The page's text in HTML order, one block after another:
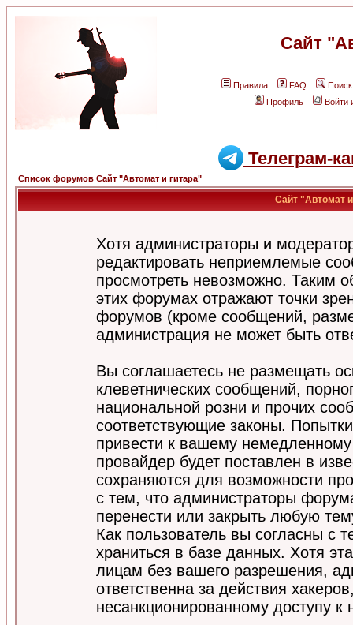
Сайт
Правила FAQ
Поиск
Профиль
Войти
Телеграм-
Список форумов Сайт "Автомат и гитара"
Сайт "Автомат и
Хотя администраторы и
редактировать неприемлемые
просмотреть невозможно. Таким
этих форумах отражают точки
форумов (кроме сообщений,
администрация не может быть
Вы соглашаетесь не размещать
клеветнических сообщений,
национальной розни и прочих
соответствующие законы.
привести к вашему
провайдер будет поставлен в
сохраняются для возможности
с тем, что администраторы
перенести или закрыть любую
Как пользователь вы согласны с
храниться в базе данных. Хотя
лицам без вашего разрешения,
ответственна за действия
несанкционированному доступу к